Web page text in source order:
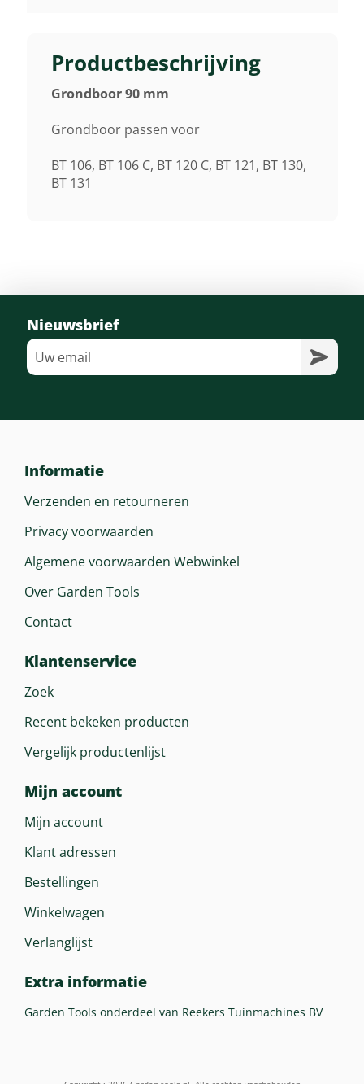
Productbeschrijving
Grondboor 90 mm
Grondboor passen voor
BT 106, BT 106 C, BT 120 C, BT 121, BT 130,
BT 131
Nieuwsbrief
Informatie
Verzenden en retourneren
Privacy voorwaarden
Algemene voorwaarden Webwinkel
Over Garden Tools
Contact
Klantenservice
Zoek
Recent bekeken producten
Vergelijk productenlijst
Mijn account
Mijn account
Klant adressen
Bestellingen
Winkelwagen
Verlanglijst
Extra informatie
Garden Tools onderdeel van Reekers Tuinmachines BV